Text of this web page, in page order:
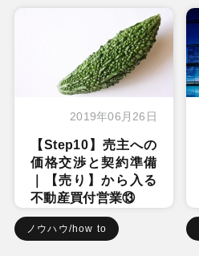
2019年06月26日
【Step10】売主への
価格交渉と契約準備
｜【売り】から入る
不動産買付営業⑬
ノウハウ/how to